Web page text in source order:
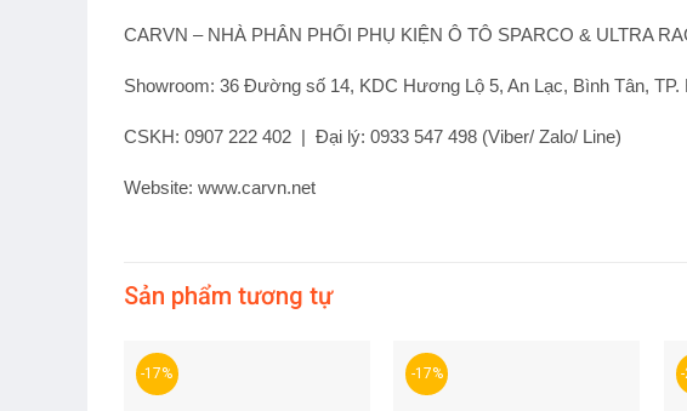
CARVN – NHÀ PHÂN PHỐI PHỤ KIỆN Ô TÔ SPARCO & ULTRA
Showroom: 36 Đường số 14, KDC Hương Lộ 5, An Lạc, Bình Tân, TP.
CSKH: 0907 222 402 | Đại lý: 0933 547 498 (Viber/ Zalo/ Line)
Website: www.carvn.net
Sản phẩm tương tự
-17% -17%